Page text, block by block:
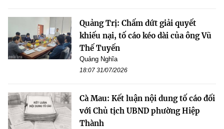
Quảng Trị: Chấm dứt giải quyết
khiếu nại, tố cáo kéo dài của ông Vũ
Thế Tuyến
Quảng Nghĩa
18:07 31/07/2026
Cà Mau: Kết luận nội dung tố cáo đối
với Chủ tịch UBND phường Hiệp
Thành